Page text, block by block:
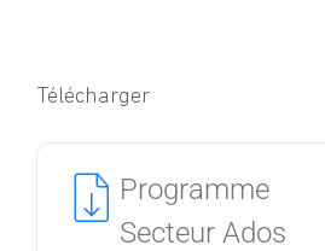
Télécharger
Programme
Secteur Ados